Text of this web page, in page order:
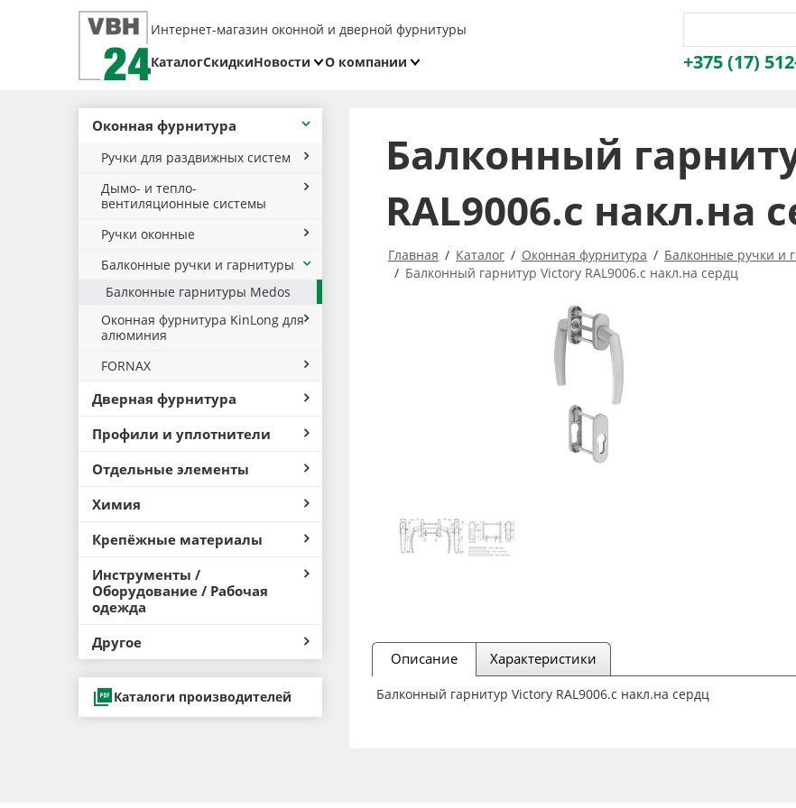
Интернет-магазин оконной и дверной фурнитуры
КаталогСкидкиНовости
О компании
Возврат
+375 (17)
Оконная фурнитура
Ручки для раздвижных систем
Дымо- и тепло-
вентиляционные системы
Ручки оконные
Балконные ручки и гарнитуры
Балконные гарнитуры Medos
Оконная фурнитура KinLong для
алюминия
FORNAX
Дверная фурнитура
Профили и уплотнители
Отдельные элементы
Химия
Крепёжные материалы
Инструменты /
Оборудование / Рабочая
одежда
Другое
Каталоги производителей
Балконный
RAL9006.с накл.на
Главная Каталог Оконная фурнитура Балконные ручки и
Балконный гарнитур Victory RAL9006.с накл.на сердц
Описание Характеристики
Балконный гарнитур Victory RAL9006.с накл.на сердц